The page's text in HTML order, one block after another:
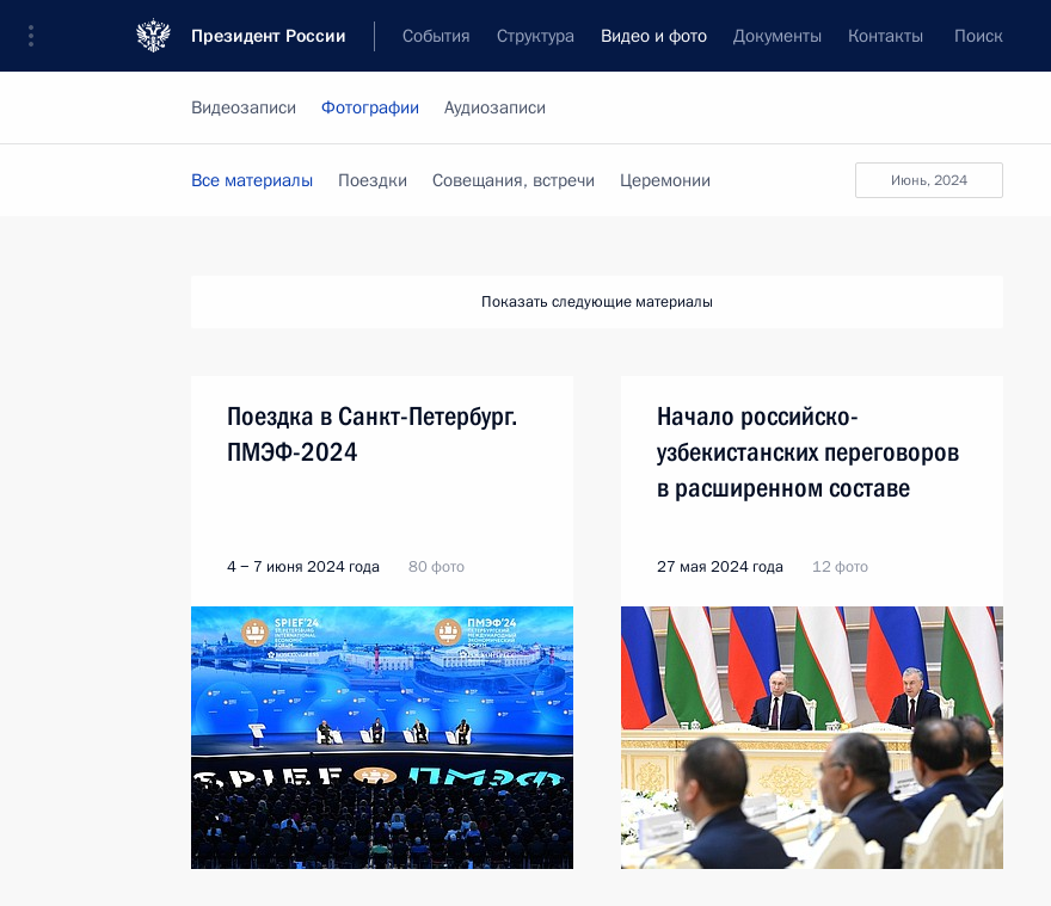
Президент России События Структура Видео и фото Документы Контакты Поиск
Видеозаписи Фотографии Аудиозаписи
июнь, 2024
Все материалы Поездки Совещания, встречи Церемонии
Показать следующие материалы
Поездка в Санкт-Петербург.
ПМЭФ-2024
4 − 7 июня 2024 года 80 фото
Начало российско-
узбекистанских переговоров
в расширенном составе
27 мая 2024 года 12 фото